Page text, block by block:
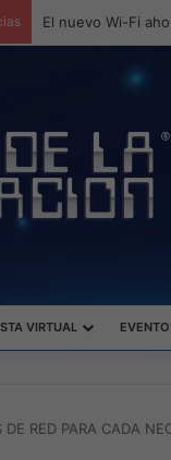
ASUS redefine la
VIRTUAL
DE RED PARA CADA